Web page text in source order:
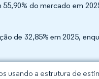
do mercado em
de 32,85% em 2025,
usando a estrutura de